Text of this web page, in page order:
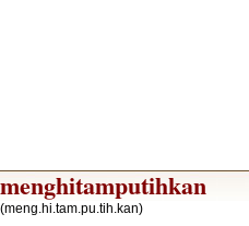
menghitamputihkan
(meng.hi.tam.pu.tih.kan)